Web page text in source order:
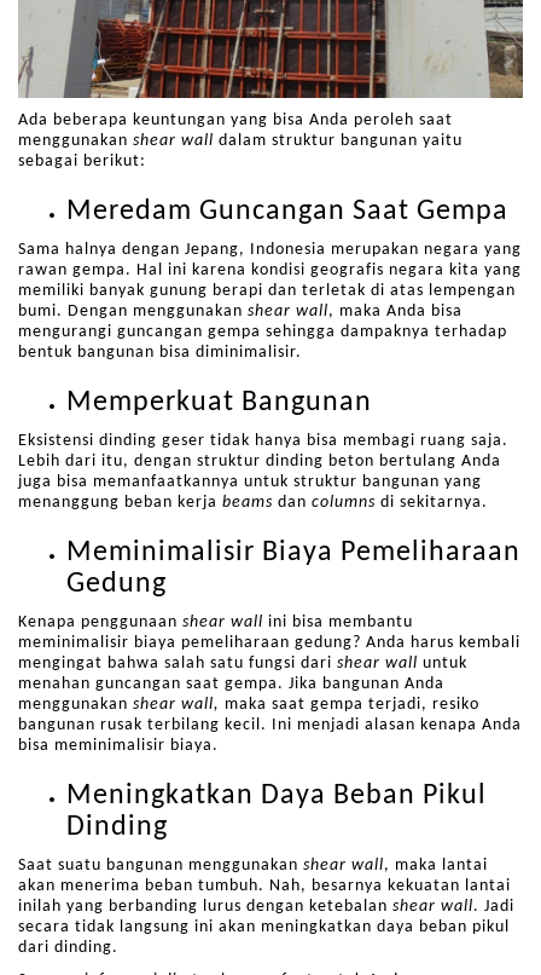
Ada beberapa keuntungan yang bisa Anda peroleh saat
menggunakan shear wall dalam struktur bangunan yaitu
sebagai berikut:
Meredam Guncangan Saat Gempa
Sama halnya dengan Jepang, Indonesia merupakan negara yang
rawan gempa. Hal ini karena kondisi geografis negara kita yang
memiliki banyak gunung berapi dan terletak di atas lempengan
bumi. Dengan menggunakan shear wall, maka Anda bisa
mengurangi guncangan gempa sehingga dampaknya terhadap
bentuk bangunan bisa diminimalisir.
Memperkuat Bangunan
Eksistensi dinding geser tidak hanya bisa membagi ruang saja.
Lebih dari itu, dengan struktur dinding beton bertulang Anda
juga bisa memanfaatkannya untuk struktur bangunan yang
menanggung beban kerja beams dan columns di sekitarnya.
Meminimalisir Biaya Pemeliharaan
Gedung
Kenapa penggunaan shear wall ini bisa membantu
meminimalisir biaya pemeliharaan gedung? Anda harus kembali
mengingat bahwa salah satu fungsi dari shear wall untuk
menahan guncangan saat gempa. Jika bangunan Anda
menggunakan shear wall, maka saat gempa terjadi, resiko
bangunan rusak terbilang kecil. Ini menjadi alasan kenapa Anda
bisa meminimalisir biaya.
Meningkatkan Daya Beban Pikul
Dinding
Saat suatu bangunan menggunakan shear wall, maka lantai
akan menerima beban tumbuh. Nah, besarnya kekuatan lantai
inilah yang berbanding lurus dengan ketebalan shear wall. Jadi
secara tidak langsung ini akan meningkatkan daya beban pikul
dari dinding.